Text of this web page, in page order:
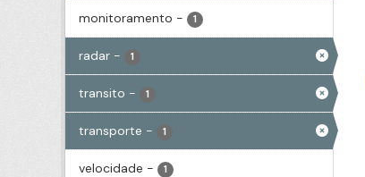
monitoramento - 1
radar - 1
transito - 1
transporte - 1
velocidade - 1